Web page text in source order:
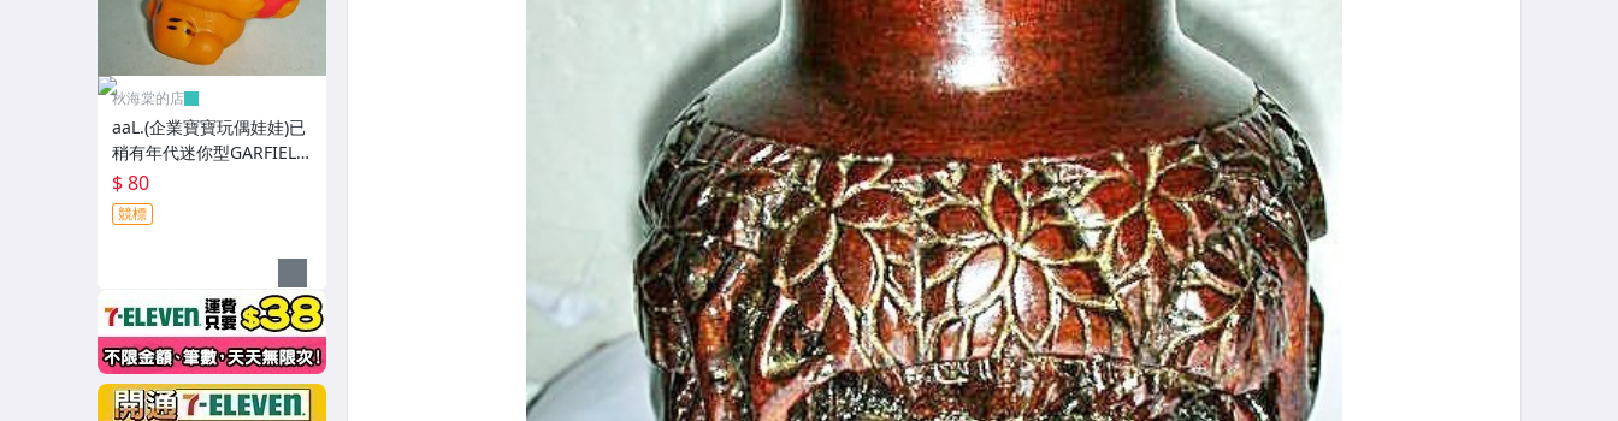
秋海棠的店
aaL.(企業寶寶玩偶娃娃)已
稍有年代迷你型GARFIELD
加菲貓拿紅色心型造型公
仔!--保存良好值得收藏!/6
房樂箱1
$ 80
競標